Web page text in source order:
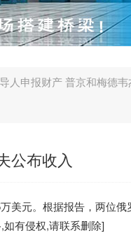
人申报财产 普京和梅德韦
公布收入
美元。根据报告，两位俄
如有侵权,请联系删除]